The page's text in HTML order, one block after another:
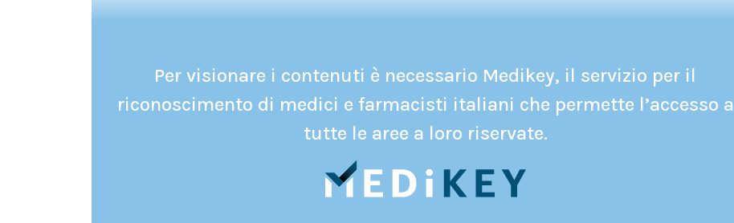
Per visionare i contenuti è necessario Medikey, il servizio per il
riconoscimento di medici e farmacisti italiani che permette l’accesso a
tutte le aree a loro riservate.